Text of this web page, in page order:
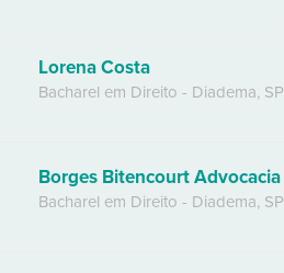
Lorena Costa
Bacharel em Direito - Diadema, SP
Borges Bitencourt Advocacia
Bacharel em Direito - Diadema, SP